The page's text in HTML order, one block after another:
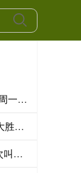
配资专业网上配资开户 博主：吉马良斯周一接受阿森纳体检，随后加入球队季前训练
配资论坛推荐网 港股IPO临门一脚，石大胜华瞒报安全事故被证监会“点名”
股票配资官网技巧 争议？阿根廷主裁2次叫停姆巴佩罚点球 基恩：不公！让球员等3分钟